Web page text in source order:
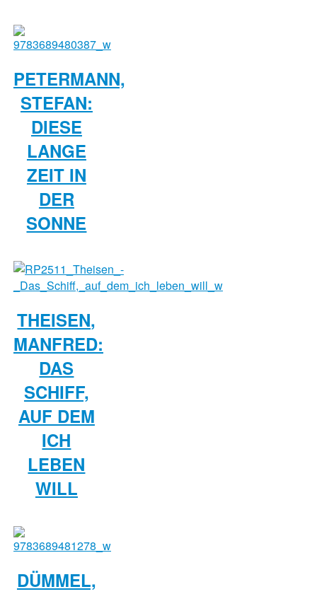
PETERMANN,
STEFAN:
DIESE
LANGE
ZEIT IN
DER
SONNE
THEISEN,
MANFRED:
DAS
SCHIFF,
AUF DEM
ICH
LEBEN
WILL
DÜMMEL,